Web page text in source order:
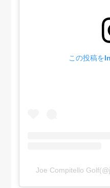
この投稿を
Joe Compitello